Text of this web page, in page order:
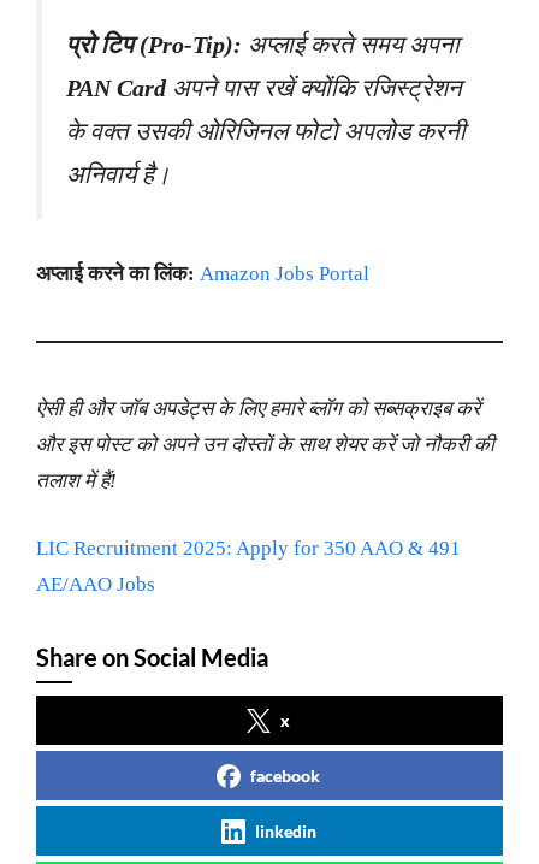
प्रो टिप (Pro-Tip): अप्लाई करते समय अपना
PAN Cardअपने पास रखें क्योंकि रजिस्ट्रेशन
के वक्त उसकी ओरिजिनल फोटो अपलोड करनी
अनिवार्य है।
अप्लाई करने का लिंक: Amazon Jobs Portal
ऐसी ही और जॉब अपडेट्स के लिए हमारे ब्लॉग को सब्सक्राइब करें
और इस पोस्ट को अपने उन दोस्तों के साथ शेयर करें जो नौकरी की
तलाश में हैं!
LIC Recruitment 2025: Apply for 350 AAO & 491
AE/AAO Jobs
Share on Social Media
x
facebook
linkedin